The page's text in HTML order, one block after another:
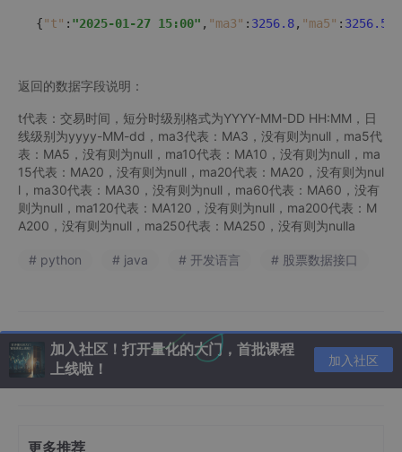
{"t" : "2025-01-27 15:00" , "ma3" : 3256.8, "ma5" : 3256.56
返回的数据字段说明：
t代表：交易时间，短分时级别格式为YYYY-MM-DD HH:MM，日
线级别为yyyy-MM-dd，ma3代表：MA3，没有则为null，ma5代
表：MA5，没有则为null，ma10代表：MA10，没有则为null，ma
15代表：MA20，没有则为null，ma20代表：MA20，没有则为nul
l，ma30代表：MA30，没有则为null，ma60代表：MA60，没有
则为null，ma120代表：MA120，没有则为null，ma200代表：M
A200，没有则为null，ma250代表：MA250，没有则为nulla
# python # java # 开发语言 # 股票数据接口
加入社区！打开量化的大门，首批课程
上线啦！
加入社区
更多推荐